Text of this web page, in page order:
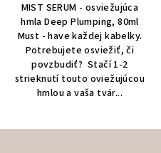
z
5
hviezdičiek.
MIST SERUM - osviežujúca
hmla Deep Plumping, 80ml
Must - have každej kabelky.
Potrebujete osviežiť, či
povzbudiť? Stačí 1-2
strieknutí touto oviežujúcou
hmlou a vaša tvár...